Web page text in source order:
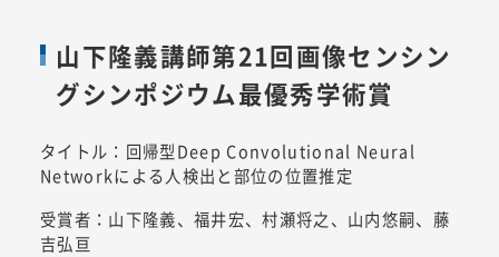
山下隆義講師第21回画像センシン
グシンポジウム最優秀学術賞
タイトル：回帰型Deep Convolutional Neural
Networkによる人検出と部位の位置推定
受賞者：山下隆義、福井宏、村瀬将之、山内悠嗣、藤
吉弘亘